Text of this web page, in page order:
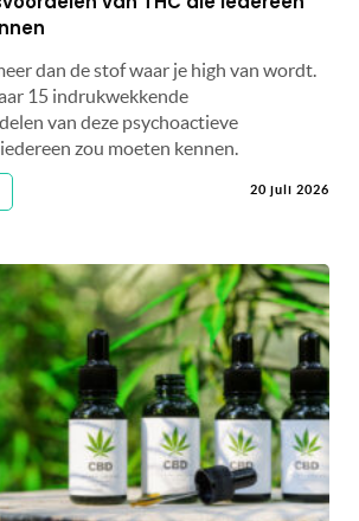
dan de stof waar je high van wordt.
15 indrukwekkende
van deze psychoactieve
zou moeten kennen.
20 juli 2026